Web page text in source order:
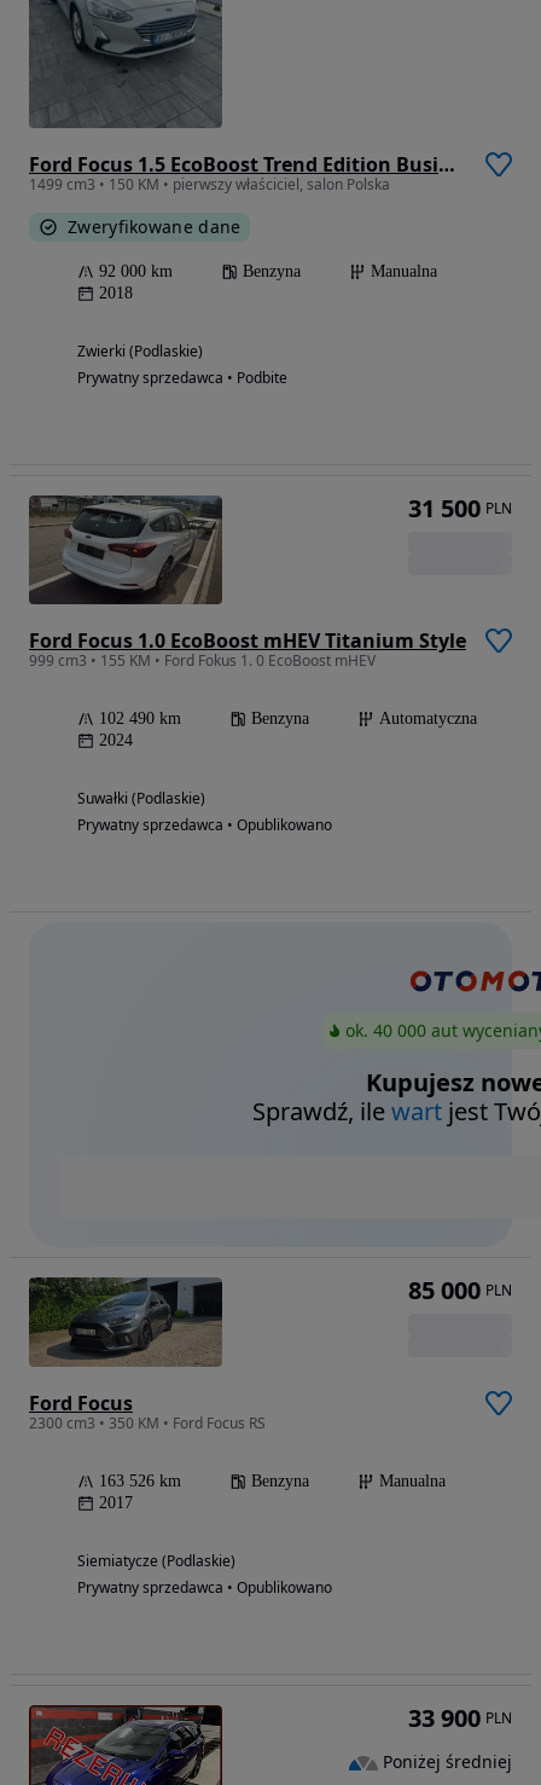
Ford Focus 1.5 EcoBoost Trend Edition Business
1499 cm3 • 150 KM • pierwszy właściciel, salon Polska
Zweryfikowane dane
92 000 km Benzyna
Manualna
2018
Zwierki (Podlaskie)
Prywatny sprzedawca • Podbite
Ford Focus 1.0 EcoBoost mHEV Titanium Style
999 cm3 • 155 KM • Ford Fokus 1. 0 EcoBoost mHEV
102 490 km Benzyna
Automatyczna
2024
Suwałki (Podlaskie)
Prywatny sprzedawca • Opublikowano
31 500 PLN
ok. 40 000 aut
Kupujesz
Sprawdź, ilewart jest
Ford Focus
2300 cm3 • 350 KM • Ford Focus RS
163 526 km Benzyna
Manualna
2017
Siemiatycze (Podlaskie)
Prywatny sprzedawca • Opublikowano
85 000 PLN
33 900 PLN
Poniżej średniej